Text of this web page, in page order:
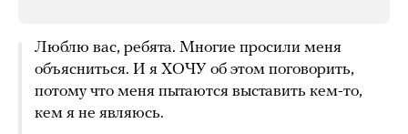
Люблю вас, ребята. Многие просили меня
объясниться. И я ХОЧУ об этом поговорить,
потому что меня пытаются выставить кем-то,
кем я не являюсь.